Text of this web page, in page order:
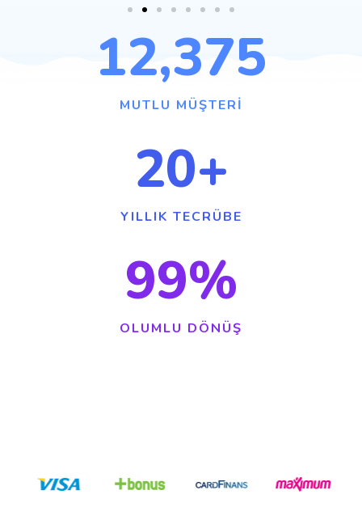
MUTLU MÜŞTERI
12,375
YILLIK TECRÜBE
20+
OLUMLU DÖNÜŞ
99%